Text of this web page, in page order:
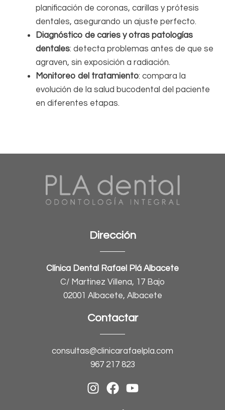
planificación de coronas, carillas y prótesis
dentales, asegurando un ajuste perfecto.
Diagnóstico de caries y otras patologías
dentales: detecta problemas antes de que se
agraven, sin exposición a radiación.
Monitoreo del tratamiento: compara la
evolución de la salud bucodental del paciente
en diferentes etapas.
Dirección
Clínica Dental Rafael Plá Albacete
C/ Martinez Villena, 17 Bajo
02001 Albacete, Albacete
Contactar
consultas@clinicarafaelpla.com
967 217 823